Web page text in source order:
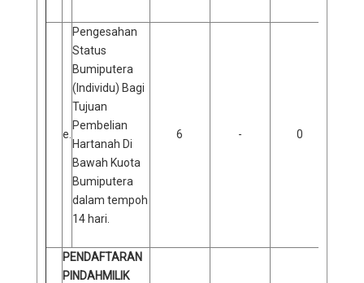
e.
Pengesahan
Status
Bumiputera
(Individu) Bagi
Tujuan
Pembelian
Hartanah Di
Bawah Kuota
Bumiputera
dalam tempoh
14 hari.
6 - 0
PENDAFTARAN
PINDAHMILIK